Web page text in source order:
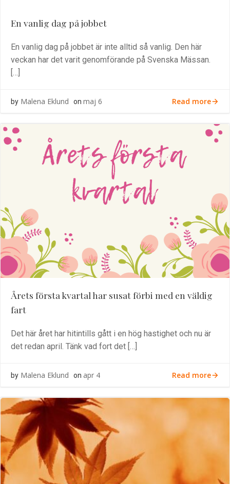
En vanlig dag på jobbet
En vanlig dag på jobbet är inte alltid så vanlig. Den här
veckan har det varit genomförande på Svenska Mässan.
[…]
by Malena Eklund on maj 6 Read more
Årets första kvartal har susat förbi med en väldig
fart
Det här året har hitintills gått i en hög hastighet och nu är
det redan april. Tänk vad fort det […]
by Malena Eklund on apr 4 Read more